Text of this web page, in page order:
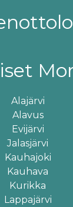
Alajärvi
Alavus
Evijärvi
Jalasjärvi
Kauhajoki
Kauhava
Kurikka
Lappajärvi